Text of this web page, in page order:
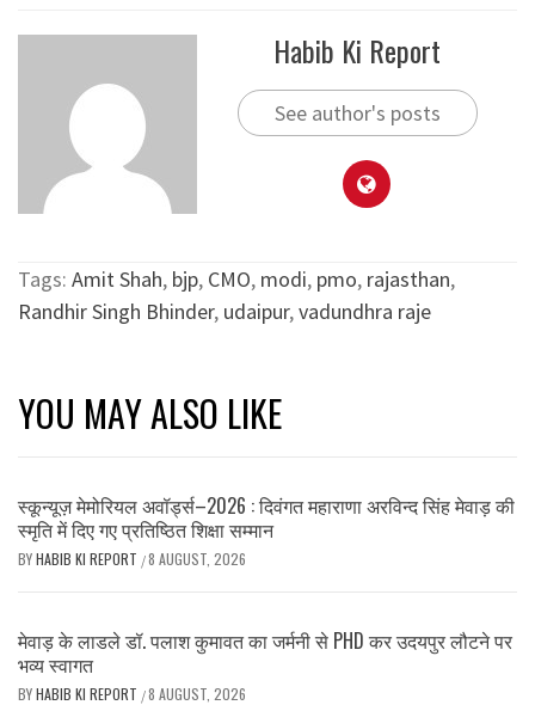
Habib Ki Report
See author's posts
Tags: Amit Shah, bjp, CMO, modi, pmo, rajasthan,
Randhir Singh Bhinder, udaipur,vadundhra raje
YOU MAY ALSO LIKE
स्कून्यूज़ मेमोरियल अवॉर्ड्स–2026 : दिवंगत महाराणा अरविन्द सिंह मेवाड़ की
स्मृति में दिए गए प्रतिष्ठित शिक्षा सम्मान
BYHABIB KI REPORT /8 AUGUST, 2026
मेवाड़ के लाडले डॉ. पलाश कुमावत का जर्मनी से PHD कर उदयपुर लौटने पर
भव्य स्वागत
BYHABIB KI REPORT /8 AUGUST, 2026